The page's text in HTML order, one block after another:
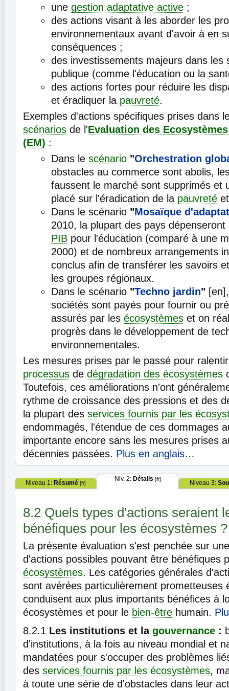
une gestion adaptative active ;
des actions visant à les aborder les
environnementaux avant d'avoir à en
conséquences ;
des investissements majeurs dans les
publique (comme l'éducation ou la
des actions fortes pour réduire les
et éradiquer la pauvreté.
Exemples d'actions spécifiques prises dans
scénarios de l'Evaluation des
(EM) :
Dans le scénario "Orchestration
obstacles au commerce sont abolis,
faussent le marché sont supprimés et
placé sur l'éradication de la pauvreté
Dans le scénario "Mosaïque
2010, la plupart des pays
PIB pour l'éducation (comparé à une
2000) et de nombreux arrangements
conclus afin de transférer les savoirs
les groupes régionaux.
Dans le scénario "Techno jardin"
sociétés sont payés pour fournir ou
assurés par les écosystèmes et on
progrès dans le développement de
environnementales.
Les mesures prises par le passé pour
processus de dégradation des écosystèmes
Toutefois, ces améliorations n'ont
rythme de croissance des pressions et des
la plupart des services fournis par les
endommagés, l'étendue de ces dommages
importante encore sans les mesures prises
décennies passées. Plus en anglais…
Niveau 1: Résumé [fr]
Niv. 2: Détails [fr]
Niveau 3:
8.2 Quels types d'actions seraient
bénéfiques pour les écosystèmes ?
La présente évaluation s'est penchée sur
d'actions possibles pouvant être bénéfiques
écosystèmes. Les catégories générales
sont avérées particulièrement prometteuses
conduisent aux plus importants bénéfices à
écosystèmes et pour le bien-être humain.
8.2.1 Les institutions et la gouvernance :
d'institutions, à la fois au niveau mondial et
mandatées pour s'occuper des problèmes
des services fournis par les écosystèmes,
à toute une série de d'obstacles dans leur